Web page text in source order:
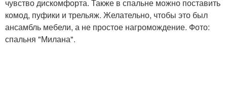
чувство дискомфорта. Также в спальне можно поставить
комод, пуфики и трельяж. Желательно, чтобы это был
ансамбль мебели, а не простое нагромождение. Фото:
спальня "Милана".